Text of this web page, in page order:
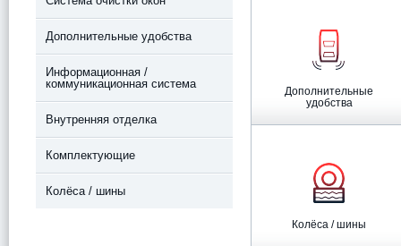
Дополнительные удобства
Информационная /
коммуникационная система
Внутренняя отделка
Комплектующие
Колёса / шины
Дополнительные
удобства
Колёса / шины